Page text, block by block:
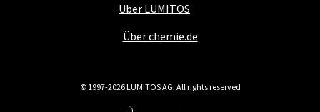
Über LUMITOS
Über chemie.de
© 1997-2026 LUMITOS AG, All rights reserved